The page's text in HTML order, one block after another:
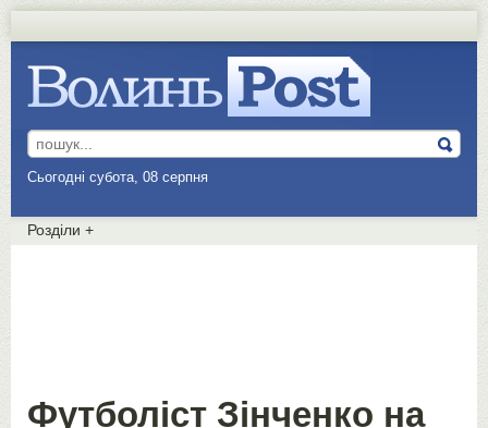
Сьогодні субота, 08 серпня
Розділи +
Футболіст Зінченко на